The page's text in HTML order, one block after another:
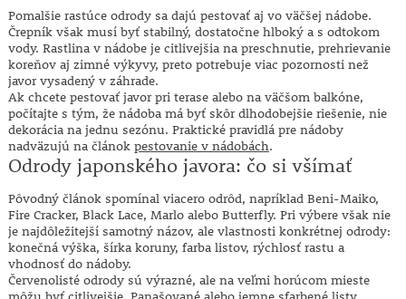
Pomalšie rastúce odrody sa dajú pestovať aj vo väčšej nádobe.
Črepník však musí byť stabilný, dostatočne hlboký a s odtokom
vody. Rastlina v nádobe je citlivejšia na preschnutie, prehrievanie
koreňov aj zimné výkyvy, preto potrebuje viac pozornosti než
javor vysadený v záhrade.
Ak chcete pestovať javor pri terase alebo na väčšom balkóne,
počítajte s tým, že nádoba má byť skôr dlhodobejšie riešenie, nie
dekorácia na jednu sezónu. Praktické pravidlá pre nádoby
nadväzujú na článok pestovanie v nádobách.
Odrody japonského javora: čo si všímať
Pôvodný článok spomínal viacero odrôd, napríklad Beni-Maiko,
Fire Cracker, Black Lace, Marlo alebo Butterfly. Pri výbere však nie
je najdôležitejší samotný názov, ale vlastnosti konkrétnej odrody:
konečná výška, šírka koruny, farba listov, rýchlosť rastu a
vhodnosť do nádoby.
Červenolisté odrody sú výrazné, ale na veľmi horúcom mieste